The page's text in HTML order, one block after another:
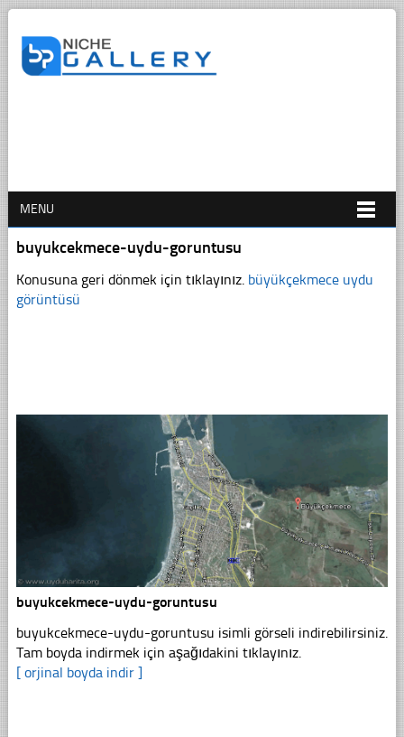
MENU
buyukcekmece-uydu-goruntusu
Konusuna geri dönmek için tıklayınız. büyükçekmece uydu
görüntüsü
buyukcekmece-uydu-goruntusu
buyukcekmece-uydu-goruntusu isimli görseli indirebilirsiniz.
Tam boyda indirmek için aşağıdakini tıklayınız.
[ orjinal boyda indir ]